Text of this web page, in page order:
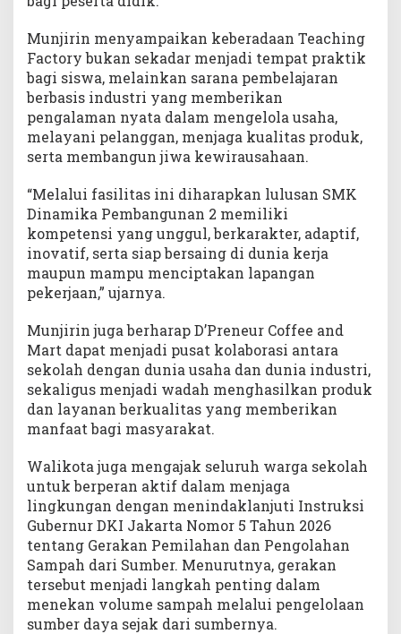
Munjirin menyampaikan keberadaan Teaching
Factory bukan sekadar menjadi tempat praktik
bagi siswa, melainkan sarana pembelajaran
berbasis industri yang memberikan
pengalaman nyata dalam mengelola usaha,
melayani pelanggan, menjaga kualitas produk,
serta membangun jiwa kewirausahaan.
“Melalui fasilitas ini diharapkan lulusan SMK
Dinamika Pembangunan 2 memiliki
kompetensi yang unggul, berkarakter, adaptif,
inovatif, serta siap bersaing di dunia kerja
maupun mampu menciptakan lapangan
pekerjaan,” ujarnya.
Munjirin juga berharap D’Preneur Coffee and
Mart dapat menjadi pusat kolaborasi antara
sekolah dengan dunia usaha dan dunia industri,
sekaligus menjadi wadah menghasilkan produk
dan layanan berkualitas yang memberikan
manfaat bagi masyarakat.
Walikota juga mengajak seluruh warga sekolah
untuk berperan aktif dalam menjaga
lingkungan dengan menindaklanjuti Instruksi
Gubernur DKI Jakarta Nomor 5 Tahun 2026
tentang Gerakan Pemilahan dan Pengolahan
Sampah dari Sumber. Menurutnya, gerakan
tersebut menjadi langkah penting dalam
menekan volume sampah melalui pengelolaan
sumber daya sejak dari sumbernya.